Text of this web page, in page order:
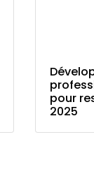
pour
2025